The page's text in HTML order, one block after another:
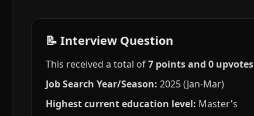
📝 Interview Question
This received a total of7 points and 0 upvotes
Job Search Year/Season: 2025 (Jan-Mar)
Highest current education level: Master's